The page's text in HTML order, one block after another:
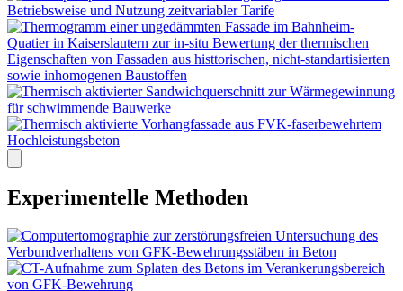
Experimentelle Methoden